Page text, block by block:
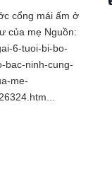
cổng mái ấm ở
của mẹ Nguồn:
6-tuoi-bi-bo-
bac-ninh-cung-
me-